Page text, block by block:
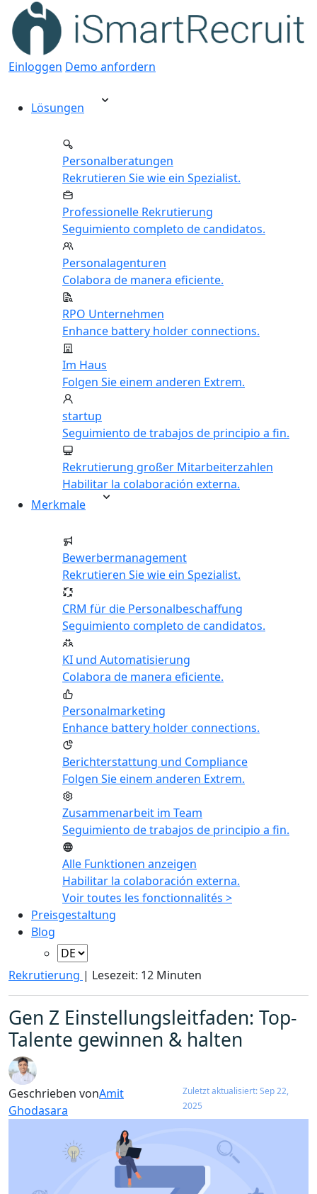
Einloggen Demo anfordern
Lösungen
Personalberatungen
Rekrutieren Sie wie ein Spezialist.
Professionelle Rekrutierung
Seguimiento completo de candidatos.
Personalagenturen
Colabora de manera eficiente.
RPO Unternehmen
Enhance battery holder connections.
Im Haus
Folgen Sie einem anderen Extrem.
startup
Seguimiento de trabajos de principio a fin.
Rekrutierung großer Mitarbeiterzahlen
Habilitar la colaboración externa.
Merkmale
Bewerbermanagement
Rekrutieren Sie wie ein Spezialist.
CRM für die Personalbeschaffung
Seguimiento completo de candidatos.
KI und Automatisierung
Colabora de manera eficiente.
Personalmarketing
Enhance battery holder connections.
Berichterstattung und Compliance
Folgen Sie einem anderen Extrem.
Zusammenarbeit im Team
Seguimiento de trabajos de principio a fin.
Alle Funktionen anzeigen
Habilitar la colaboración externa.
Voir toutes les fonctionnalités >
Preisgestaltung
Blog
Rekrutierung | Lesezeit: 12 Minuten
Gen Z Einstellungsleitfaden: Top-
Talente gewinnen & halten
Geschrieben vonAmit
Ghodasara
Zuletzt aktualisiert: Sep 22,
2025